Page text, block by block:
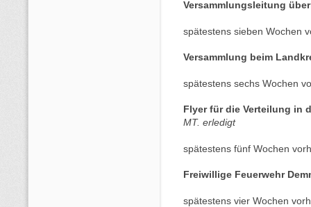
Versammlungsleitung
spätestens sieben Wochen
Versammlung beim
spätestens sechs Wochen
Flyer für die Verteilung in
MT. erledigt
spätestens fünf Wochen
Freiwillige Feuerwehr
spätestens vier Wochen